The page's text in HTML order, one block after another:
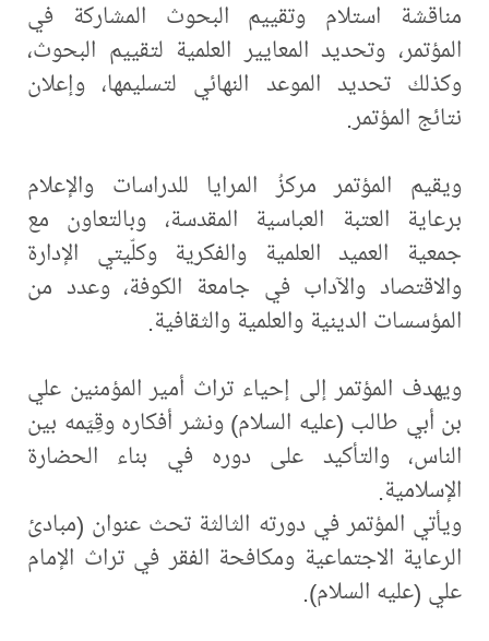
مناقشة استلام وتقييم البحوث المشاركة في
المؤتمر، وتحديد المعايير العلمية لتقييم البحوث،
وكذلك تحديد الموعد النهائي لتسليمها، وإعلان
نتائج المؤتمر.
ويقيم المؤتمر مركزُ المرايا للدراسات والإعلام
برعاية العتبة العباسية المقدسة، وبالتعاون مع
جمعية العميد العلمية والفكرية وكلّيتي الإدارة
والاقتصاد والآداب في جامعة الكوفة، وعدد من
المؤسسات الدينية والعلمية والثقافية.
ويهدف المؤتمر إلى إحياء تراث أمير المؤمنين علي
بن أبي طالب (عليه السلام) ونشر أفكاره وقِيَمه بين
الناس، والتأكيد على دوره في بناء الحضارة
الإسلامية.
ويأتي المؤتمر في دورته الثالثة تحث عنوان (مبادئ
الرعاية الاجتماعية ومكافحة الفقر في تراث الإمام
علي (عليه السلام).